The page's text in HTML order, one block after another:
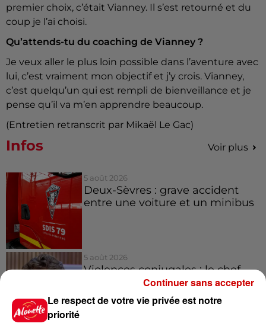
premier choix, c’était Vianney. Il s’est retourné et du
coup je l’ai choisi.
Qu’attends-tu du coaching de Vianney ?
Je veux aller le plus loin possible dans l’aventure avec
lui, c’est vraiment mon objectif et j’y crois. Vianney,
c’est quelqu’un qui est rempli de bienveillance et je
pense qu’il va m’en apprendre beaucoup.
(Entretien retranscrit par Mikaël Le Gac)
Infos Voir plus
5 août 2026
Deux-Sèvres : grave accident
entre une voiture et un minibus
5 août 2026
Violences conjugales : le chef
Jean Imbert (Top Chef) rattrapé
par...
Le respect de votre vie privée est notre
priorité
Continuer sans accepter